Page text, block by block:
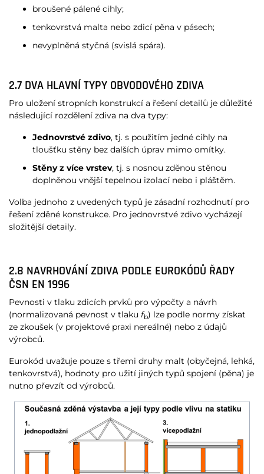
broušené pálené cihly;
tenkovrstvá malta nebo zdicí pěna v pásech;
nevyplněná styčná (svislá spára).
2.7 DVA HLAVNÍ TYPY OBVODOVÉHO ZDIVA
Pro uložení stropních konstrukcí a řešení detailů je důležité
následující rozdělení zdiva na dva typy:
Jednovrstvé zdivo, tj. s použitím jedné cihly na
tloušťku stěny bez dalších úprav mimo omítky.
Stěny z více vrstev, tj. s nosnou zděnou stěnou
doplněnou vnější tepelnou izolací nebo i pláštěm.
Volba jednoho z uvedených typů je zásadní rozhodnutí pro
řešení zděné konstrukce. Pro jednovrstvé zdivo vycházejí
složitější detaily.
2.8 NAVRHOVÁNÍ ZDIVA PODLE EUROKÓDŮ ŘADY
ČSN EN 1996
Pevnosti v tlaku zdicích prvků pro výpočty a návrh
(normalizovaná pevnost v tlaku fb) lze podle normy získat
ze zkoušek (v projektové praxi nereálné) nebo z údajů
výrobců.
Eurokód uvažuje pouze s třemi druhy malt (obyčejná, lehká,
tenkovrstvá), hodnoty pro užití jiných typů spojení (pěna) je
nutno převzít od výrobců.